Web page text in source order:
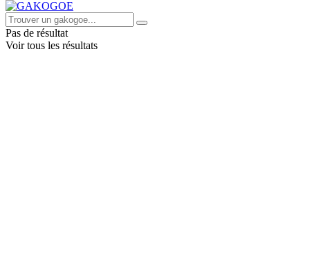
Pas de résultat
Voir tous les résultats